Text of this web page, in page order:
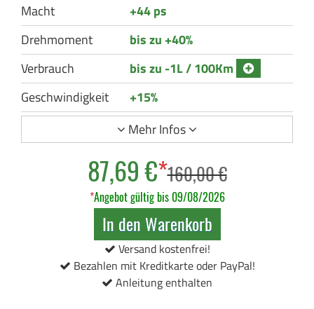
Macht
+44 ps
Drehmoment
bis zu +40%
Verbrauch
bis zu -1L / 100Km
Geschwindigkeit
+15%
Mehr Infos
87,69 €*160,00 €
*Angebot gültig bis 09/08/2026
In den Warenkorb
Versand kostenfrei!
Bezahlen mit Kreditkarte oder PayPal!
Anleitung enthalten